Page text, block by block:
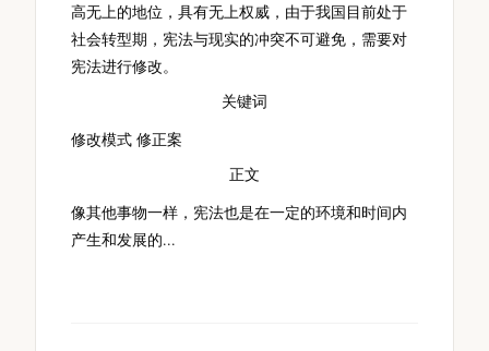
高无上的地位，具有无上权威，由于我国目前处于
社会转型期，宪法与现实的冲突不可避免，需要对
宪法进行修改。
关键词
修改模式 修正案
正文
像其他事物一样，宪法也是在一定的环境和时间内
产生和发展的...